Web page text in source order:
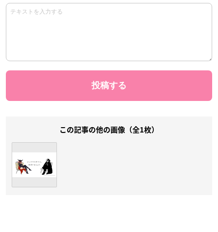
この記事の他の画像（全1枚）